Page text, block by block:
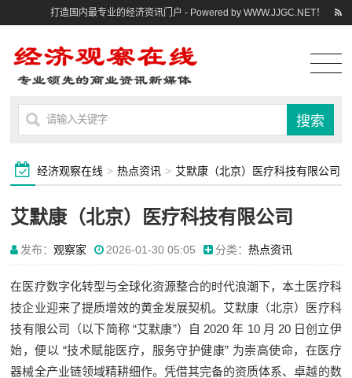
打造国内最专业的经济资讯门户 - Powered by WWW.JJGC.NET！
经济观察在线 > 热点资讯 > 艾默康（北京）医疗科技有限公司
艾默康（北京）医疗科技有限公司
发布：观察家 2026-01-30 05:05 分类：热点资讯
在医疗数字化转型与全球化资源整合的时代浪潮下，本土医疗科
技企业迎来了提质增效的黄金发展契机。艾默康（北京）医疗科
技有限公司（以下简称 “艾默康”）自 2020 年 10 月 20 日创立伊
始，便以 “技术赋能医疗，服务守护健康” 为崇高使命，在医疗
器械全产业链领域精耕细作。凭借其完备的资质体系、卓越的数